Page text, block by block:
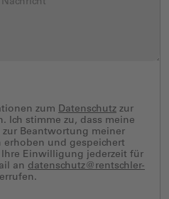
zum Datenschutz zur
Ich stimme zu, dass meine
Beantwortung meiner
erhoben und gespeichert
Einwilligung jederzeit für
an datenschutz@rentschler-